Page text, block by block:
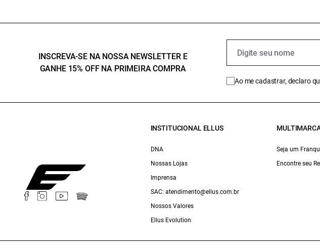
INSCREVA-SE NA NOSSA NEWSLETTER E
GANHE 15% OFF NA PRIMEIRA COMPRA
Ao me cadastrar, declaro
INSTITUCIONAL ELLUS
DNA
Nossas Lojas
Imprensa
SAC: atendimento@ellus.com.br
Nossos Valores
Ellus Evolution
Seja um
Encontre seu